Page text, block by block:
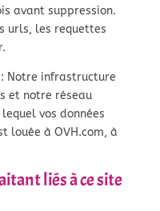
avant suppression.
urls, les requettes
Notre infrastructure
et notre réseau
vos données
louée à OVH.com, à
liés à ce site